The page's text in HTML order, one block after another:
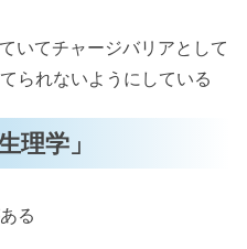
いてチャージバリアとして
られないようにしている
理学」
る